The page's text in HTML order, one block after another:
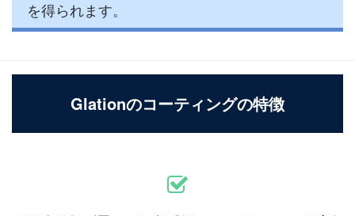
を得られます。
Glationのコーティングの特徴